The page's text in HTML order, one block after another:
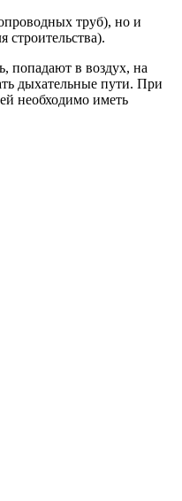
труб), но и
попадают в воздух, на
дыхательные пути. При
необходимо иметь